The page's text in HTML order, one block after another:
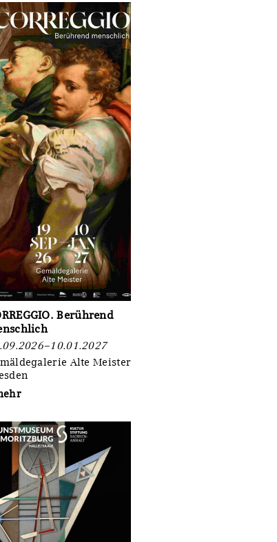
Berührend
Alte Meister,